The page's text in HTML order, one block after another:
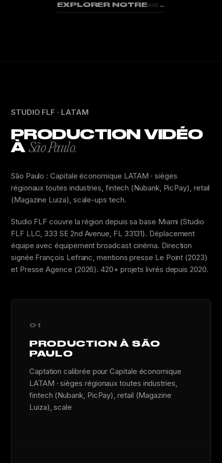
EXPLORER NOTREWORK→
STUDIO FLF · LATAM
PRODUCTION VIDÉO
À São Paulo.
São Paulo : Capitale économique LATAM · sièges
régionaux toutes industries, fintech (Nubank, PicPay), retail
(Magazine Luiza), scale-ups tech.
Studio FLF couvre la région depuis sa base Miami (Studio
FLF LLC, 333 SE 2nd Avenue, FL 33131). Déplacement
équipe avec équipement broadcast cinéma. Direction
signée François Lefranc, mentions presse Le Point (2023)
et Presse Agence (2026). 420+ projets livrés depuis 2020.
01
PRODUCTION À SÃO
PAULO
Captation calibrée pour Capitale économique
LATAM · sièges régionaux toutes industries,
fintech (Nubank, PicPay), retail (Magazine
Luiza), scale